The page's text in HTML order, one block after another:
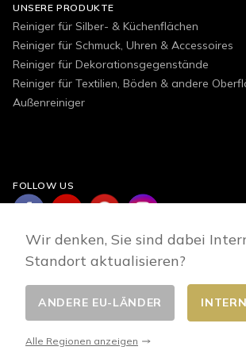
UNSERE PRODUKTE
Reiniger für Silber- & Küchenflächen
Reiniger für Schmuck, Uhren & Accessoires
Reiniger für Dekorationsgegenstände
Reiniger für Textilien, Böden & andere
Außenreiniger
FOLLOW US
Land wählen
Wir denken, Sie sind dabei
Standort aktualisieren?
ANDERE EU-LÄNDER
Alle Regionen anzeigen